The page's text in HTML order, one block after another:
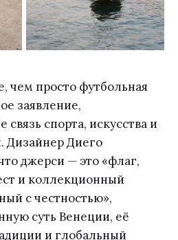
чем просто футбольная
заявление,
спорта, искусства и
Дизайнер Диего
джерси — это «флаг,
и коллекционный
с честностью»,
суть Венеции, её
и глобальный